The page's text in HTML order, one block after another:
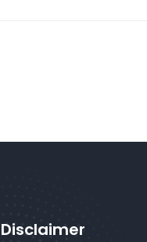
Disclaimer